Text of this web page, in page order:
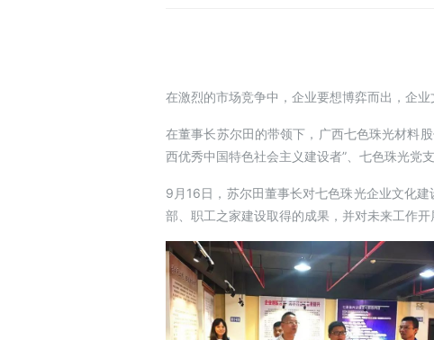
在激烈的市场竞争中，企业要想博弈而出，企业
在董事长苏尔田的带领下，广西七色珠光材料
西优秀中国特色社会主义建设者”、七色珠光党
9月16日，苏尔田董事长对七色珠光企业文化
部、职工之家建设取得的成果，并对未来工作开